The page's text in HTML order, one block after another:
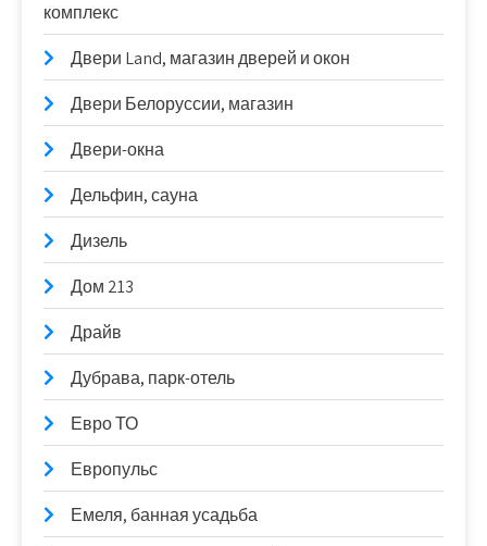
комплекс
Двери Land, магазин дверей и окон
Двери Белоруссии, магазин
Двери-окна
Дельфин, сауна
Дизель
Дом 213
Драйв
Дубрава, парк-отель
Евро ТО
Европульс
Емеля, банная усадьба